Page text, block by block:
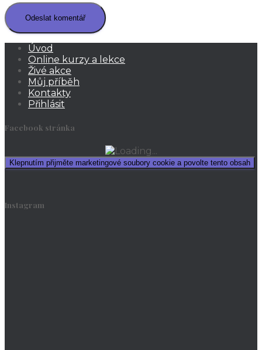
Úvod
Online kurzy a lekce
Živé akce
Můj příběh
Kontakty
Přihlásit
Facebook stránka
Klepnutím přijměte marketingové soubory cookie a povolte tento obsah
Instagram